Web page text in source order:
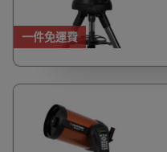
一件免運費